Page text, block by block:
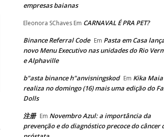
empresas baianas
Eleonora SChaves Em CARNAVAL É PRA PET?
Binance Referral Code Em Pasta em Casa
novo Menu Executivo nas unidades do Rio
e Alphaville
b"asta binance h"anvisningskod Em Kika Maia
realiza no domingo (16) mais uma edição do
Dolls
注册 Em Novembro Azul: a importância da
prevenção e do diagnóstico precoce do câncer